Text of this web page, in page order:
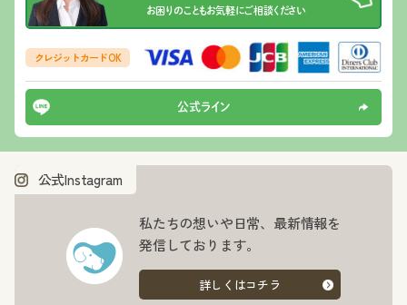
お困りのこともお気軽にご相談ください
クレジットカード OK
公式ライン
公式Instagram
私たちの想いや日常、最新情報を
発信しております。
詳しくはコチラ